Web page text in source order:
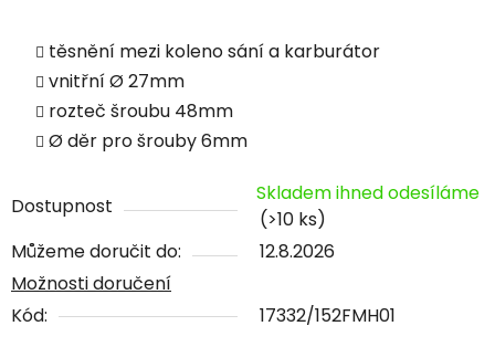
těsnění mezi koleno sání a karburátor
vnitřníØ27mm
rozteč šroubu 48mm
Ø děr pro šrouby 6mm
Dostupnost
Skladem ihned odesíláme
(>10 ks)
Můžeme doručit do:
12.8.2026
Možnosti doručení
Kód:
17332/152FMH01